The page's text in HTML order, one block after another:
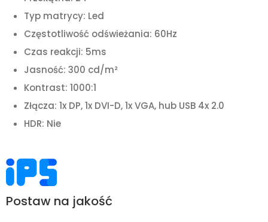
Typ matrycy: Led
Częstotliwość odświeżania: 60Hz
Czas reakcji: 5ms
Jasność: 300 cd/m²
Kontrast: 1000:1
Złącza: 1x DP, 1x DVI-D, 1x VGA, hub USB 4x 2.0
HDR: Nie
Postaw na jakość